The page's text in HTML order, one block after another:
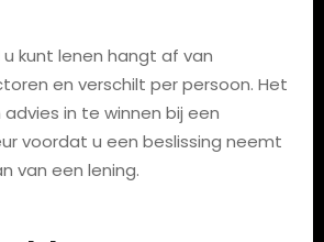
kunt lenen hangt af van
en verschilt per persoon. Het
in te winnen bij een
voordat u een beslissing neemt
van een lening.